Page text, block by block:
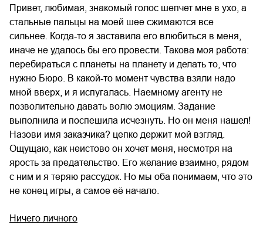
Привет, любимая, знакомый голос шепчет мне в ухо, а
стальные пальцы на моей шее сжимаются все
сильнее. Когда-то я заставила его влюбиться в меня,
иначе не удалось бы его провести. Такова моя работа:
перебираться с планеты на планету и делать то, что
нужно Бюро. В какой-то момент чувства взяли надо
мной вверх, и я испугалась. Наемному агенту не
позволительно давать волю эмоциям. Задание
выполнила и поспешила исчезнуть. Но он меня нашел!
Назови имя заказчика? цепко держит мой взгляд.
Ощущаю, как неистово он хочет меня, несмотря на
ярость за предательство. Его желание взаимно, рядом
с ним и я теряю рассудок. Но мы оба понимаем, что это
не конец игры, а самое её начало.
Ничего личного